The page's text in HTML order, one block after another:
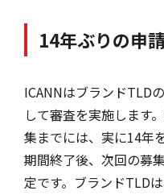
14年ぶりの申
ICANNはブランドTLD
して審査を実施します
集までには、実に14年
期間終了後、次回の募
定です。ブランドTLD